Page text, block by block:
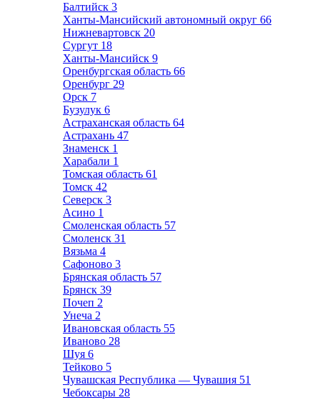
Балтийск 3
Ханты-Мансийский автономный округ 66
Нижневартовск 20
Сургут 18
Ханты-Мансийск 9
Оренбургская область 66
Оренбург 29
Орск 7
Бузулук 6
Астраханская область 64
Астрахань 47
Знаменск 1
Харабали 1
Томская область 61
Томск 42
Северск 3
Асино 1
Смоленская область 57
Смоленск 31
Вязьма 4
Сафоново 3
Брянская область 57
Брянск 39
Почеп 2
Унеча 2
Ивановская область 55
Иваново 28
Шуя 6
Тейково 5
Чувашская Республика — Чувашия 51
Чебоксары 28